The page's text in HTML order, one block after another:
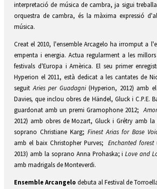
interpretació de música de cambra, ja sigui
orquestra de cambra, és la màxima expressió
música.
Creat el 2010, l'ensemble Arcagelo ha irromput a
empenta i energia. Actua regularment a les
festivals d'Europa i Amèrica. El seu primer
Hyperion el 2011, està dedicat a les cantates de
seguit Aries per Guadagni(Hyperion, 2012) amb
Davies,que inclou obres de Händel, Gluck i C.P.E.
guardonat amb un premi Gramophone 2012;
2012) amb obres de Mozart, Gluck i Grétry amb
soprano Christiane Karg; Finest Arias for Base
amb el baix Christopher Purves;Enchanted forest
2013) amb la soprano Anna Prohaska; iLove and
amb madrigals de Monteverdi.
Ensemble Arcangelo debuta al Festival de